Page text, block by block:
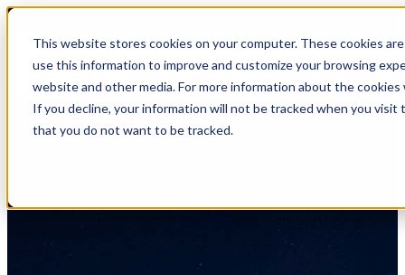
This website stores cookies on your computer. These cookies
use this information to improve and customize your browsing
website and other media. For more information about the cookies
If you decline, your information will not be tracked when you
that you do not want to be tracked.